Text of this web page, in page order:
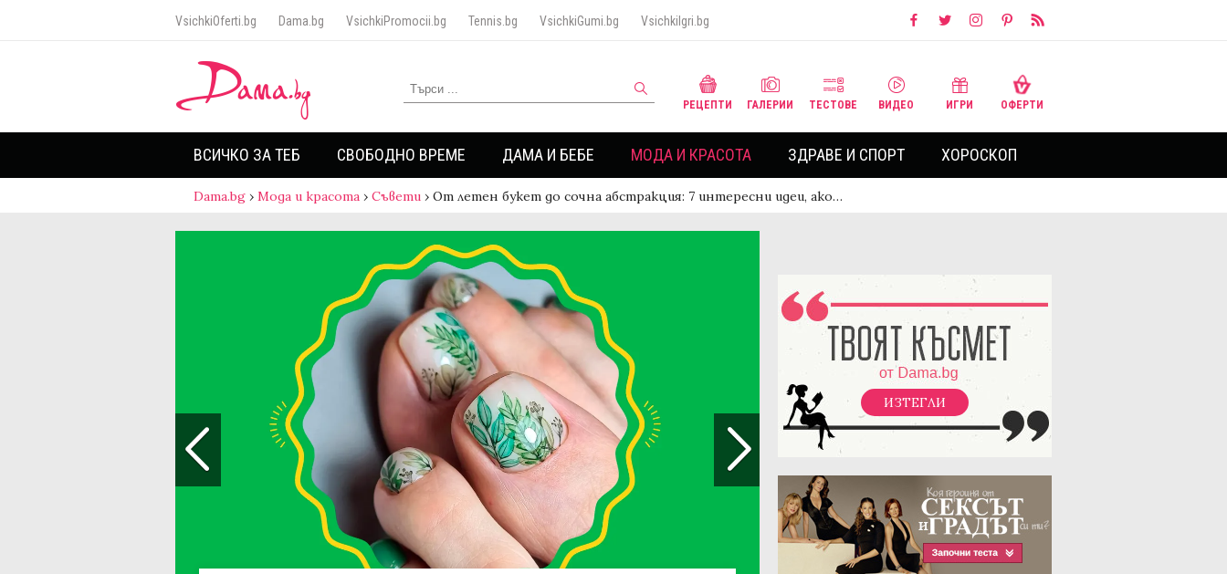
VsichkiOferti.bg Dama.bg VsichkiPromocii.bg Tennis.bg VsichkiGumi.bg VsichkiIgri.bg
РЕЦЕПТИ ГАЛЕРИИ ТЕСТОВЕ ВИДЕО ИГРИ ОФЕРТИ
ВСИЧКО ЗА ТЕБ СВОБОДНО ВРЕМЕ ДАМА И БЕБЕ МОДА И КРАСОТА ЗДРАВЕ И СПОРТ ХОРОСКОП
Dama.bg › Мода и красота › Съвети › От летен букет до сочна абстракция: 7 интересни идеи, ако…
ИЗТЕГЛИ